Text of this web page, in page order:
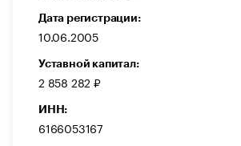
Дата регистрации:
10.06.2005
Уставной капитал:
2 858 282 ₽
ИНН:
6166053167